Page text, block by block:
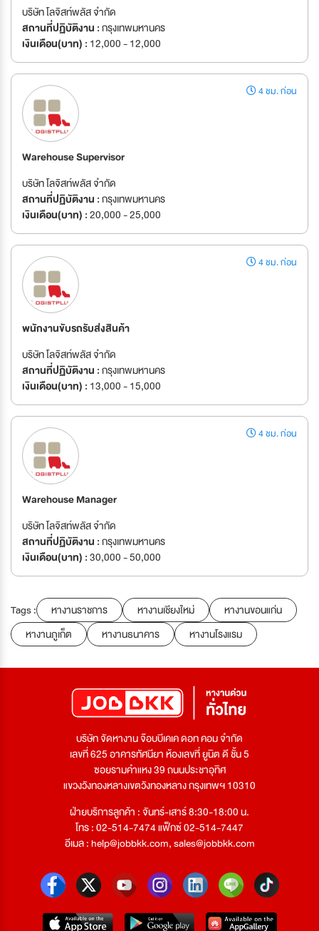
บริษัท โลจิสท์พลัส จำกัด
สถานที่ปฏิบัติงาน :กรุงเทพมหานคร
เงินเดือน(บาท) : 12,000 - 12,000
4 ชม. ก่อน
Warehouse Supervisor
บริษัท โลจิสท์พลัส จำกัด
สถานที่ปฏิบัติงาน :กรุงเทพมหานคร
เงินเดือน(บาท) :20,000 - 25,000
4 ชม. ก่อน
พนักงานขับรถรับส่งสินค้า
บริษัท โลจิสท์พลัส จำกัด
สถานที่ปฏิบัติงาน :กรุงเทพมหานคร
เงินเดือน(บาท) : 13,000 - 15,000
4 ชม. ก่อน
Warehouse Manager
บริษัท โลจิสท์พลัส จำกัด
สถานที่ปฏิบัติงาน :กรุงเทพมหานคร
เงินเดือน(บาท) :30,000 - 50,000
Tags : หางานราชการ หางานเชียงใหม่
หางานขอนแก่น
หางานภูเก็ต
หางานธนาคาร หางานโรงแรม
บริษัท จัดหางาน จ๊อบบีเคเค ดอท คอม จำกัด
เลขที่ 625 อาคารทัศนียา ห้องเลขที่ ยูนิต ดี ชั้น 5
ซอยรามคำแหง 39 ถนนประชาอุทิศ
แขวงวังทองหลางเขตวังทองหลาง กรุงเทพฯ 10310
ฝ่ายบริการลูกค้า : จันทร์-เสาร์ 8:30-18:00 น.
โทร : 02-514-7474 แฟ็กซ์ 02-514-7447
อีเมล :help@jobbkk.com,sales@jobbkk.com